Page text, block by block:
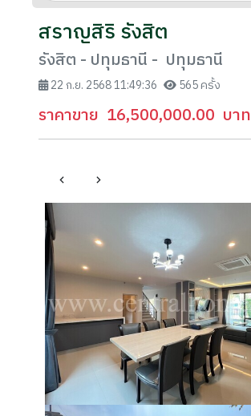
สราญสิริ รังสิต
รังสิต - ปทุมธานี - ปทุมธานี
22 ก.ย. 2568 11:49:36 565 ครั้ง
ราคาขาย 16,500,000.00 บาท